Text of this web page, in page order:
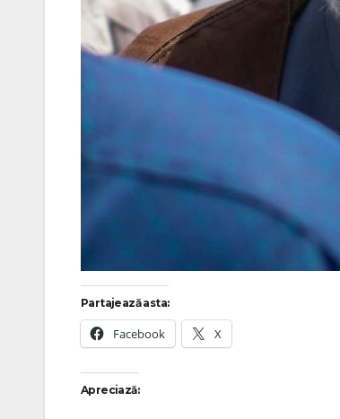
Partajează asta:
Facebook X
Apreciază: